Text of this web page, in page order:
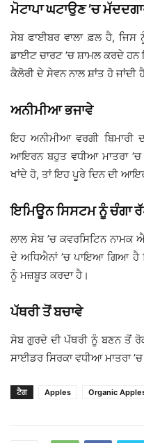
ਮੋਟਾਪਾ ਘਟਾਉਣ ’ਚ
ਸੇਬ ਫਾਈਬਰ ਵਾਲਾ ਫ਼ਲ ਹੈ, ਜਿਸ
ਡਾਈਟ ਚਾਰਟ ’ਚ ਸ਼ਾਮਲ ਕਰਦੇ ਹਨ
ਕੈਲੋਰੀ ਦੇ ਸੇਵਨ ਨਾਲ ਸ਼ਾਂਤ ਹੋ ਜਾਂਦੀ
ਅਨੀਮੀਆ ਭਜਾਵੇ
ਇਹ ਅਨੀਮੀਆ ਵਰਗੀ ਬਿਮਾਰੀ
ਆਇਰਨ ਬਹੁਤ ਵਧੀਆ ਮਾਤਰਾ
ਖਾਂਦੇ ਹੋ, ਤਾਂ ਇਹ ਪੂਰੇ ਦਿਨ ਦੀ
ਇਮਿਊਨ ਸਿਸਟਮ ਨੂੰ ਚੰਗਾ
ਲਾਲ ਸੇਬ ’ਚ ਕਵਰਸਿਟਿਨ ਨਾਮਕ
ਦੇ ਅਧਿਐਨਾਂ ’ਚ ਪਾਇਆ ਗਿਆ ਹੈ
ਨੂੰ ਮਜ਼ਬੂਤ ਕਰਦਾ ਹੈ।
ਪੱਥਰੀ ਤੋਂ ਬਚਾਵੇ
ਸੇਬ ਗੁਰਦੇ ਦੀ ਪੱਥਰੀ ਨੂੰ ਬਣਨ ਤੋਂ
ਸਾਈਡਰ ਸਿਰਕਾ ਵਧੀਆ ਮਾਤਰਾ ’ਚ
ਟੈਗ Apples Organic